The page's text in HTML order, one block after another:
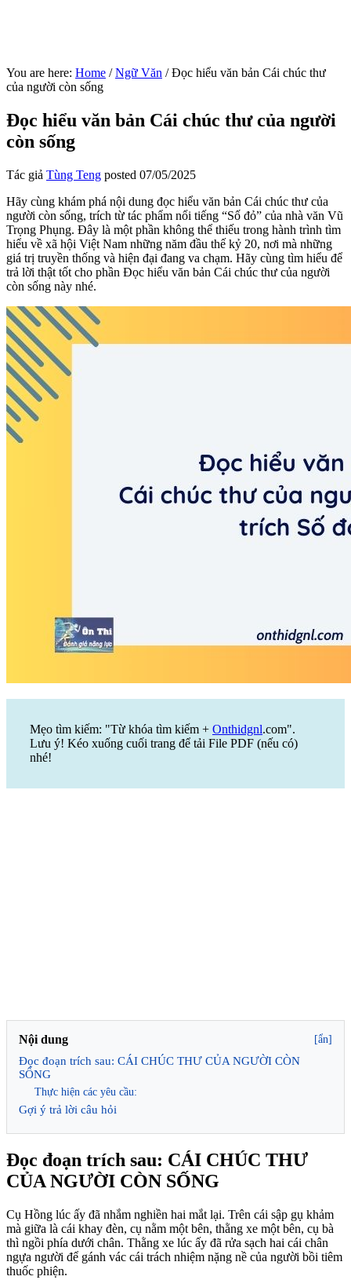
You are here: Home / Ngữ Văn /Đọc hiểu văn bản Cái chúc thư
của người còn sống
Đọc hiểu văn bản Cái chúc thư của người
còn sống
Tác giả Tùng Teng posted 07/05/2025
Hãy cùng khám phá nội dung đọc hiểu văn bản Cái chúc thư của
người còn sống, trích từ tác phẩm nổi tiếng “Số đỏ” của nhà văn Vũ
Trọng Phụng. Đây là một phần không thể thiếu trong hành trình tìm
hiểu về xã hội Việt Nam những năm đầu thế kỷ 20, nơi mà những
giá trị truyền thống và hiện đại đang va chạm. Hãy cùng tìm hiểu để
trả lời thật tốt cho phần Đọc hiểu văn bản Cái chúc thư của người
còn sống này nhé.
Mẹo tìm kiếm: "Từ khóa tìm kiếm + Onthidgnl.com".
Lưu ý! Kéo xuống cuối trang để tải File PDF (nếu có)
nhé!
Nội dung [ẩn]
Đọc đoạn trích sau: CÁI CHÚC THƯ CỦA NGƯỜI CÒN
SỐNG
Thực hiện các yêu cầu:
Gợi ý trả lời câu hỏi
Đọc đoạn trích sau: CÁI CHÚC THƯ
CỦA NGƯỜI CÒN SỐNG
Cụ Hồng lúc ấy đã nhắm nghiền hai mắt lại. Trên cái sập gụ khảm
mà giữa là cái khay đèn, cụ nằm một bên, thằng xe một bên, cụ bà
thì ngồi phía dưới chân. Thằng xe lúc ấy đã rửa sạch hai cái chân
ngựa người để gánh vác cái trách nhiệm nặng nề của người bồi tiêm
thuốc phiện.